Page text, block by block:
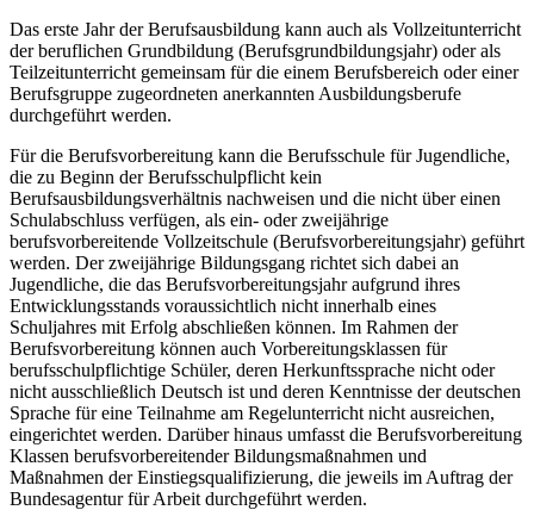
Das erste Jahr der Berufsausbildung kann auch als Vollzeitunterricht
der beruflichen Grundbildung (Berufsgrundbildungsjahr) oder als
Teilzeitunterricht gemeinsam für die einem Berufsbereich oder einer
Berufsgruppe zugeordneten anerkannten Ausbildungsberufe
durchgeführt werden.
Für die Berufsvorbereitung kann die Berufsschule für Jugendliche,
die zu Beginn der Berufsschulpflicht kein
Berufsausbildungsverhältnis nachweisen und die nicht über einen
Schulabschluss verfügen, als ein- oder zweijährige
berufsvorbereitende Vollzeitschule (Berufsvorbereitungsjahr) geführt
werden. Der zweijährige Bildungsgang richtet sich dabei an
Jugendliche, die das Berufsvorbereitungsjahr aufgrund ihres
Entwicklungsstands voraussichtlich nicht innerhalb eines
Schuljahres mit Erfolg abschließen können. Im Rahmen der
Berufsvorbereitung können auch Vorbereitungsklassen für
berufsschulpflichtige Schüler, deren Herkunftssprache nicht oder
nicht ausschließlich Deutsch ist und deren Kenntnisse der deutschen
Sprache für eine Teilnahme am Regelunterricht nicht ausreichen,
eingerichtet werden. Darüber hinaus umfasst die Berufsvorbereitung
Klassen berufsvorbereitender Bildungsmaßnahmen und
Maßnahmen der Einstiegsqualifizierung, die jeweils im Auftrag der
Bundesagentur für Arbeit durchgeführt werden.